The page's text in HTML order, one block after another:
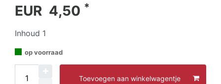
EUR 4,50 *
Inhoud 1
op voorraad
Toevoegen aan winkelwagentje